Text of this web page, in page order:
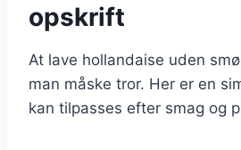
opskrift
At lave hollandaise uden
man måske tror. Her er en
kan tilpasses efter smag og